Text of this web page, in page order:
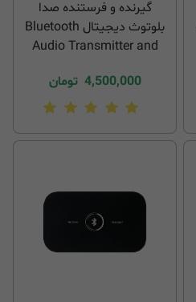
گیرنده و فرستنده صدا
بلوتوث دیجیتال Bluetooth
Audio Transmitter and
4,500,000 تومان